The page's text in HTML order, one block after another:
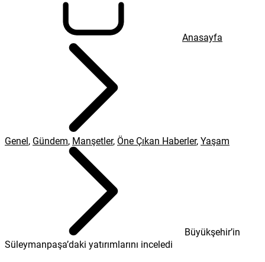
Anasayfa
Genel, Gündem, Manşetler, Öne Çıkan Haberler,Yaşam
Büyükşehir’in
Süleymanpaşa’daki yatırımlarını inceledi